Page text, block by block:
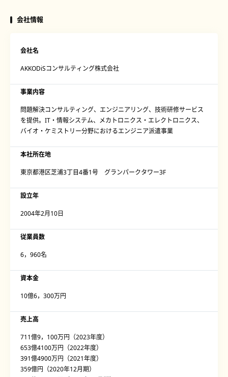
会社情報
会社名
AKKODiSコンサルティング株式会社
事業内容
問題解決コンサルティング、エンジニアリング、技術研修サービス
を提供。IT・情報システム、メカトロニクス・エレクトロニクス、
バイオ・ケミストリー分野におけるエンジニア派遣事業
本社所在地
東京都港区芝浦3丁目4番1号 グランパークタワー3F
設立年
2004年2月10日
従業員数
6，960名
資本金
10億6，300万円
売上高
711億9，100万円（2023年度）
653億4100万円（2022年度）
391億4900万円（2021年度）
359億円（2020年12月期）